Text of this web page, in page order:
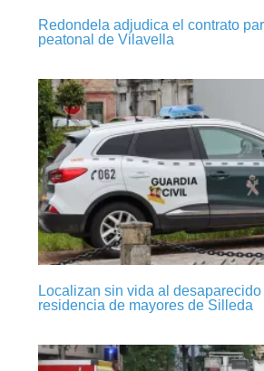
Redondela adjudica el contrato
peatonal de Vilavella
Localizan sin vida al desaparecido
residencia de mayores de Silleda